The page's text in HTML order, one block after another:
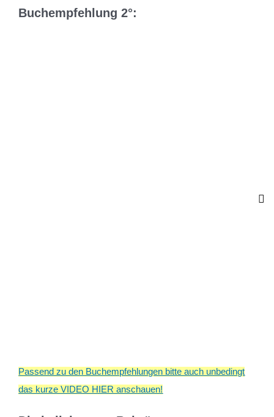
Buchempfehlung 2°:
Passend zu den Buchempfehlungen bitte auch unbedingt
das kurze VIDEO HIER anschauen!